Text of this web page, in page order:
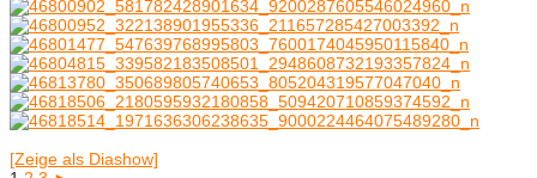
[Zeige als Diashow]